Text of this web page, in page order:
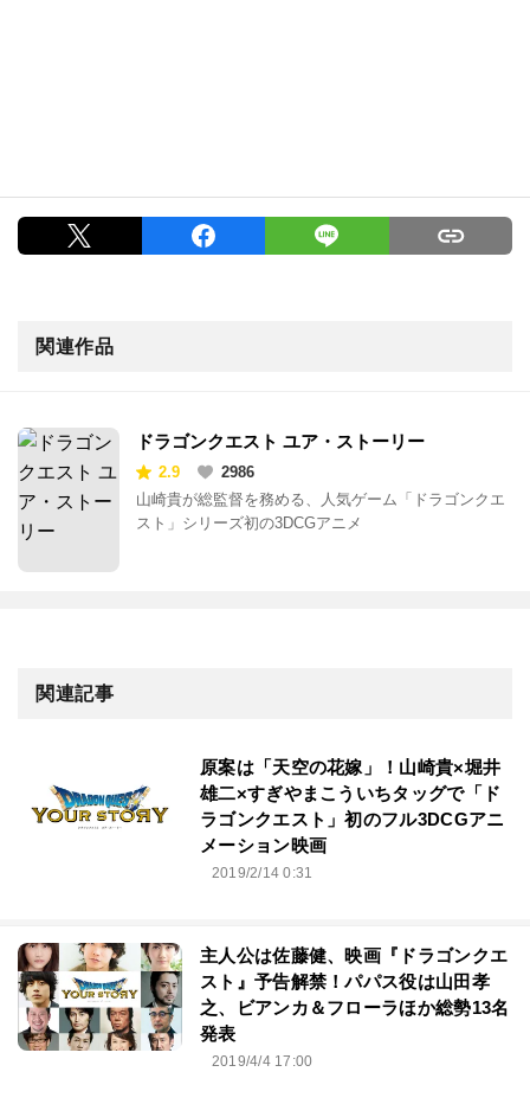
関連作品
ドラゴンクエスト ユア・ストーリー
2.9
2986
山崎貴が総監督を務める、人気ゲーム「ドラゴンクエ
スト」シリーズ初の3DCGアニメ
関連記事
原案は「天空の花嫁」！山崎貴×堀井
雄二×すぎやまこういちタッグで「ド
ラゴンクエスト」初のフル3DCGアニ
メーション映画
2019/2/14 0:31
主人公は佐藤健、映画『ドラゴンクエ
スト』予告解禁！パパス役は山田孝
之、ビアンカ＆フローラほか総勢13名
発表
2019/4/4 17:00